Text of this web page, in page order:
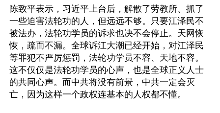
陈致平表示，习近平上台后，解散了劳教所、抓了
一些迫害法轮功的人，但远远不够。只要江泽民不
被法办，法轮功学员的诉求也决不会停止。天网恢
恢，疏而不漏。全球诉江大潮已经开始，对江泽民
等罪犯不严厉惩罚，法轮功学员不容、天地不容。
这不仅仅是法轮功学员的心声，也是全球正义人士
的共同心声。而中共将没有前景，中共一定会灭
亡，因为这样一个政权连基本的人权都不懂。